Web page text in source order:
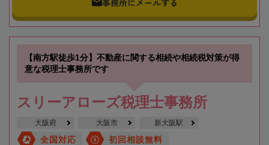
事務所にメールする
【南方駅徒歩1分】不動産に関する相続や相続税対策が得
意な税理士事務所です
スリーアローズ税理士事務所
大阪府 大阪市 新大阪駅
全国対応 初回相談無料